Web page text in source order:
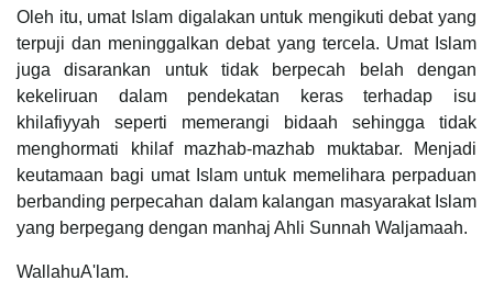
Oleh itu, umat Islam digalakan untuk mengikuti debat yang
terpuji dan meninggalkan debat yang tercela. Umat Islam
juga disarankan untuk tidak berpecah belah dengan
kekeliruan dalam pendekatan keras terhadap isu
khilafiyyah seperti memerangi bidaah sehingga tidak
menghormati khilaf mazhab-mazhab muktabar. Menjadi
keutamaan bagi umat Islam untuk memelihara perpaduan
berbanding perpecahan dalam kalangan masyarakat Islam
yang berpegang dengan manhaj Ahli Sunnah Waljamaah.
WallahuA'lam.